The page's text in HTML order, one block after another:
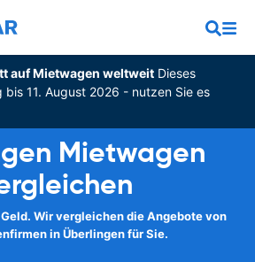
auf Mietwagen weltweitDieses
11. August 2026 - nutzen Sie es
Mietwagen
Wir vergleichen die Angebote von
in Überlingen für Sie.